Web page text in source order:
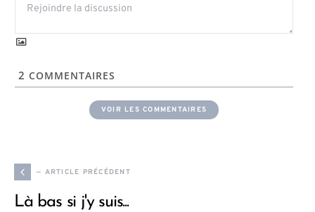
2 COMMENTAIRES
VOIR LES COMMENTAIRES
— ARTICLE PRÉCÉDENT
Là bas si j'y suis...